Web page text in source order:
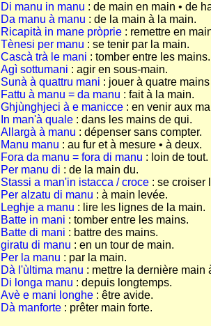
Di manu in manu : de main en main • de
Da manu à manu : de la main à la main.
Ricapità in mane pròprie : remettre en
Tènesi per manu : se tenir par la main.
Cascà trà le mani : tomber entre les mains.
Agì sottumani : agir en sous-main.
Sunà à quattru mani : jouer à quatre
Fattu à manu = da manu : fait à la main.
Ghjùnghjeci à e manicce : en venir aux
In man'à quale : dans les mains de qui.
Allargà à manu : dépenser sans compter.
Manu manu : au fur et à mesure • à deux.
Fora da manu = fora di manu : loin de tout.
Per manu di : de la main du.
Stassi a man'in istacca / croce: se croiser
Per alzatu di manu : à main levée.
Leghje a manu : lire les lignes de la main.
Batte in mani : tomber entre les mains.
Batte di mani : battre des mains.
giratu di manu : en un tour de main.
Per la manu : par la main.
Dà l'ùltima manu : mettre la dernière main
Di longa manu : depuis longtemps.
Avè e mani longhe : être avide.
Dà manforte : prêter main forte.